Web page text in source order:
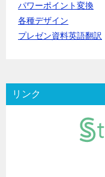
パワーポイント変換
各種デザイン
プレゼン資料英語翻訳
リンク